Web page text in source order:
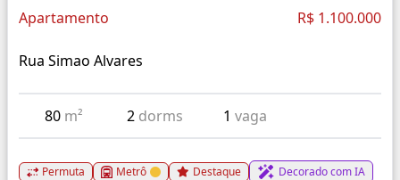
Apartamento R$ 1.100.000
Rua Simao Alvares
80 m² 2 dorms 1vaga
Permuta Metrô Destaque Decorado com IA